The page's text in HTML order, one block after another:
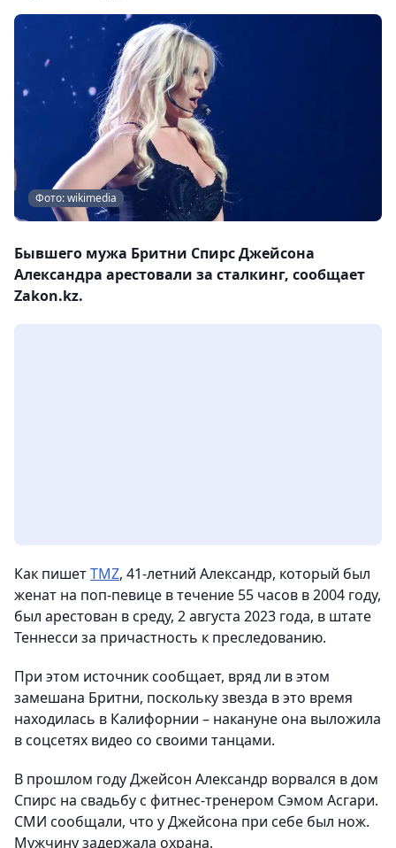
Фото: wikimedia
Бывшего мужа Бритни Спирс Джейсона
Александра арестовали за сталкинг, сообщает
Zakon.kz.
Как пишетTMZ, 41-летний Александр, который был
женат на поп-певице в течение 55 часов в 2004 году,
был арестован в среду, 2 августа 2023 года, в штате
Теннесси за причастность к преследованию.
При этом источник сообщает, вряд ли в этом
замешана Бритни, поскольку звезда в это время
находилась в Калифорнии – накануне она выложила
в соцсетях видео со своими танцами.
В прошлом году Джейсон Александр ворвался в дом
Спирс на свадьбу с фитнес-тренером Сэмом Асгари.
СМИ сообщали, что у Джейсона при себе был нож.
Мужчину задержала охрана.